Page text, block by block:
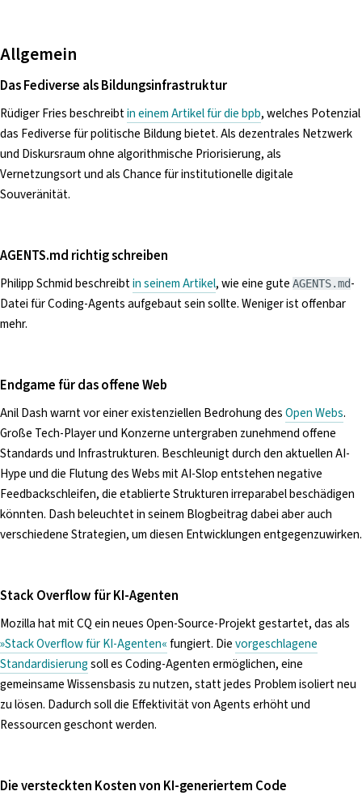
Allgemein
Das Fediverse als Bildungsinfrastruktur
Rüdiger Fries beschreibtin einem Artikel für die bpb, welches Potenzial
das Fediverse für politische Bildung bietet. Als dezentrales Netzwerk
und Diskursraum ohne algorithmische Priorisierung, als
Vernetzungsort und als Chance für institutionelle digitale
Souveränität.
AGENTS.md richtig schreiben
Philipp Schmid beschreibtin seinem Artikel, wie eine gute AGENTS.md-
Datei für Coding-Agents aufgebaut sein sollte. Weniger ist offenbar
mehr.
Endgame für das offene Web
Anil Dash warnt vor einer existenziellen Bedrohung desOpen Webs.
Große Tech-Player und Konzerne untergraben zunehmend offene
Standards und Infrastrukturen. Beschleunigt durch den aktuellen AI-
Hype und die Flutung des Webs mit AI-Slop entstehen negative
Feedbackschleifen, die etablierte Strukturen irreparabel beschädigen
könnten. Dash beleuchtet in seinem Blogbeitrag dabei aber auch
verschiedene Strategien, um diesen Entwicklungen entgegenzuwirken.
Stack Overflow für KI-Agenten
Mozilla hat mit CQ ein neues Open-Source-Projekt gestartet, das als
»Stack Overflow für KI-Agenten«fungiert. Dievorgeschlagene
Standardisierungsoll es Coding-Agenten ermöglichen, eine
gemeinsame Wissensbasis zu nutzen, statt jedes Problem isoliert neu
zu lösen. Dadurch soll die Effektivität von Agents erhöht und
Ressourcen geschont werden.
Die versteckten Kosten von KI-generiertem Code